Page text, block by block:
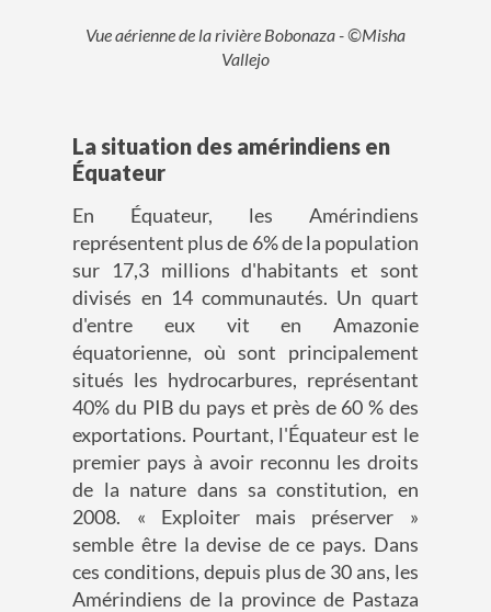
Vue aérienne de la rivière Bobonaza - ©Misha
Vallejo
La situation des amérindiens en
Équateur
En Équateur, les Amérindiens
représentent plus de 6% de la population
sur 17,3 millions d'habitants et sont
divisés en 14 communautés. Un quart
d'entre eux vit en Amazonie
équatorienne, où sont principalement
situés les hydrocarbures, représentant
40% du PIB du pays et près de 60 % des
exportations. Pourtant, l'Équateur est le
premier pays à avoir reconnu les droits
de la nature dans sa constitution, en
2008. « Exploiter mais préserver »
semble être la devise de ce pays. Dans
ces conditions, depuis plus de 30 ans, les
Amérindiens de la province de Pastaza